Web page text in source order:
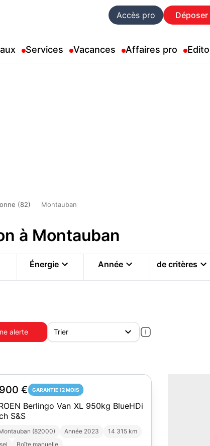
Accès pro Déposer
Services Vacances Affaires pro Edito
(82) Montauban
à Montauban
Énergie Année de critères
alerte
€ GARANTIE 12 MOIS
Berlingo Van XL 950kg BlueHDi
S&S
(82000) Année 2023
14 315 km
Boîte manuelle